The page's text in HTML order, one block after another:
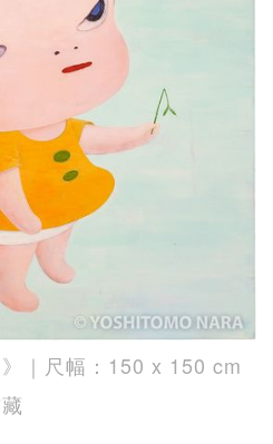
》｜尺幅：150 x 150 cm